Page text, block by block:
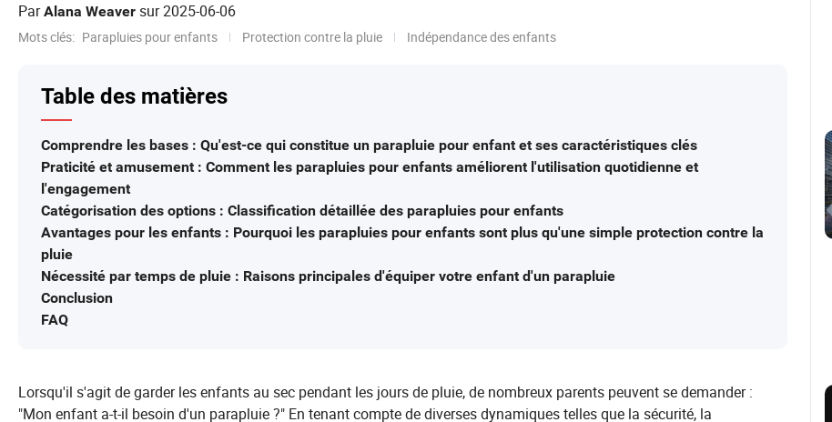
ParAlana Weaver sur2025-06-06
Mots clés: Parapluies pour enfants Protection contre la pluie Indépendance des enfants
Table des matières
Comprendre les bases : Qu'est-ce qui constitue un parapluie pour enfant et ses caractéristiques clés
Praticité et amusement : Comment les parapluies pour enfants améliorent l'utilisation quotidienne et
l'engagement
Catégorisation des options : Classification détaillée des parapluies pour enfants
Avantages pour les enfants : Pourquoi les parapluies pour enfants sont plus qu'une simple protection contre la
pluie
Nécessité par temps de pluie : Raisons principales d'équiper votre enfant d'un parapluie
Conclusion
FAQ
Lorsqu'il s'agit de garder les enfants au sec pendant les jours de pluie, de nombreux parents peuvent se demander :
"Mon enfant a-t-il besoin d'un parapluie ?" En tenant compte de diverses dynamiques telles que la sécurité, la